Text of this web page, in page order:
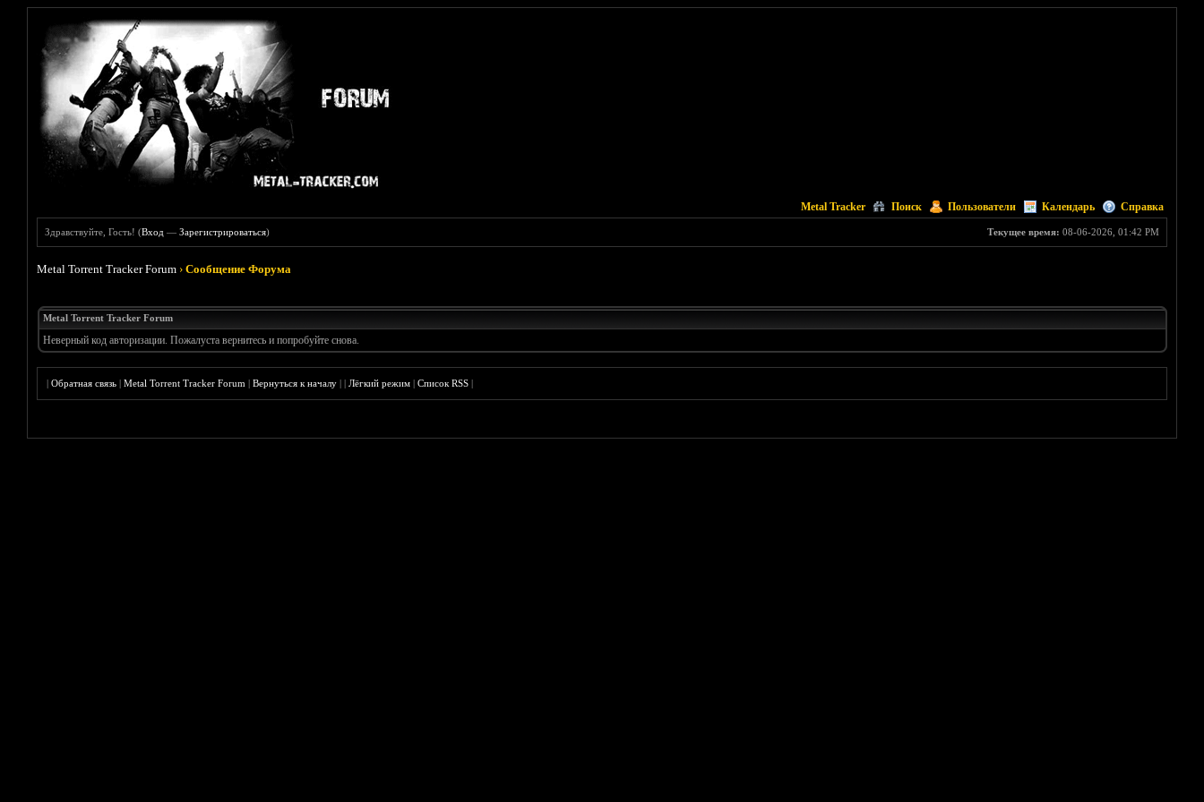
Metal Tracker Поиск Пользователи Календарь Справка
Текущее время: 08-06-2026, 01:42 PM
Здравствуйте, Гость! (Вход —Зарегистрироваться)
Metal Torrent Tracker Forum ›Сообщение Форума
Metal Torrent Tracker Forum
Неверный код авторизации. Пожалуста вернитесь и попробуйте снова.
|Обратная связь |Metal Torrent Tracker Forum |Вернуться к началу ||Лёгкий режим |Список RSS |